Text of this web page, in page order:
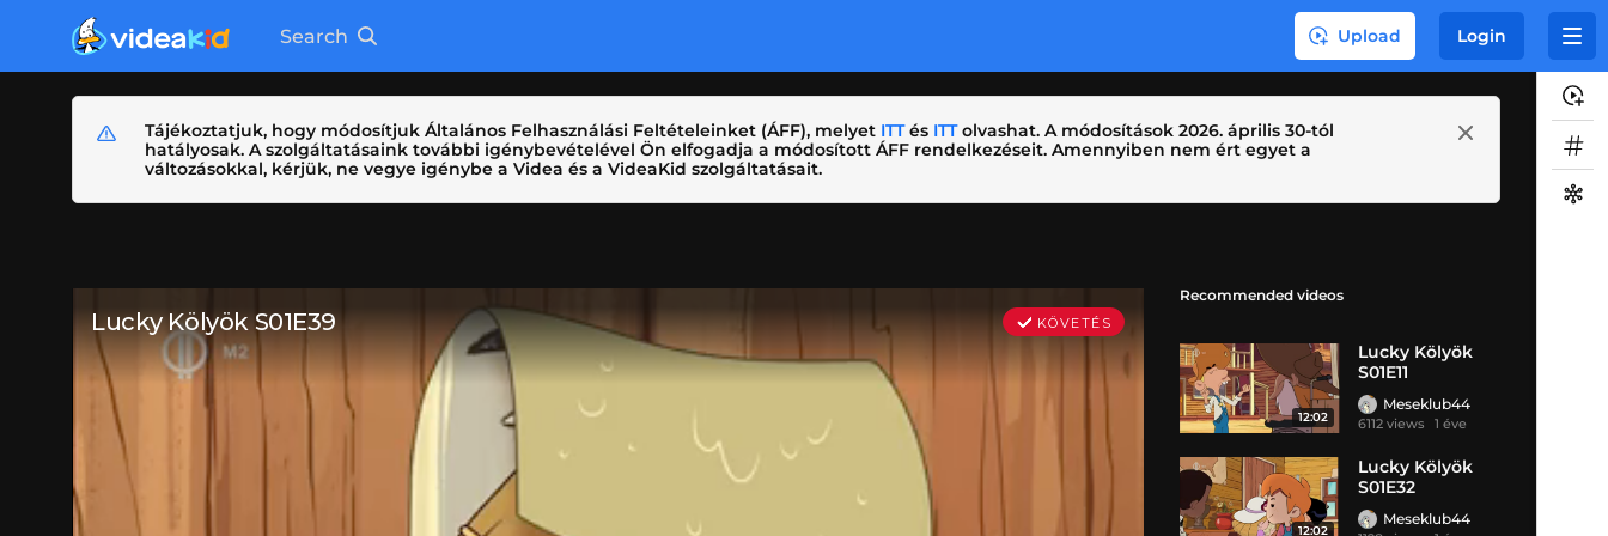
Search Upload Login
Tájékoztatjuk, hogy módosítjuk Általános Felhasználási Feltételeinket (ÁFF), melyet ITTés ITTolvashat. A módosítások 2026. április 30-tól
hatályosak. A szolgáltatásaink további igénybevételével Ön elfogadja a módosított ÁFF rendelkezéseit. Amennyiben nem ért egyet a
változásokkal, kérjük, ne vegye igénybe a Videa és a VideaKid szolgáltatásait.
Recommended videos
12:02
Lucky Kölyök
S01E11
Meseklub44
6112 views 1 éve
12:02
Lucky Kölyök
S01E32
Meseklub44